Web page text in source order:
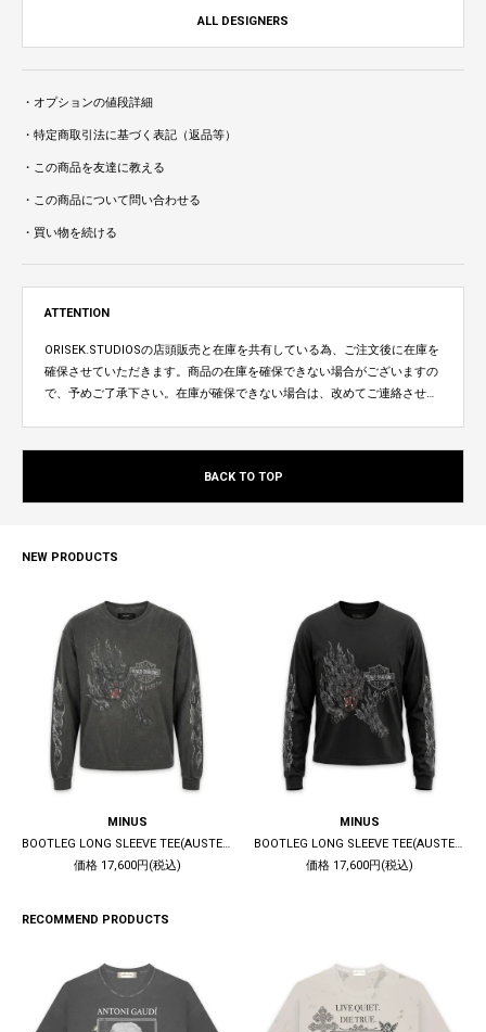
ALL DESIGNERS
・オプションの値段詳細
・特定商取引法に基づく表記（返品等）
・この商品を友達に教える
・この商品について問い合わせる
・買い物を続ける
ATTENTION
ORISEK.STUDIOSの店頭販売と在庫を共有している為、ご注文後に在庫を
確保させていただきます。商品の在庫を確保できない場合がございますの
で、予めご了承下さい。在庫が確保できない場合は、改めてご連絡させて
BACK TO TOP
NEW PRODUCTS
MINUS
BOOTLEG LONG SLEEVE TEE(AUSTERE) / 10YEARS BLACK
価格 17,600円(税込)
MINUS
BOOTLEG LONG SLEEVE TEE(AUSTERE) / 5YEARS BLACK
価格 17,600円(税込)
RECOMMEND PRODUCTS